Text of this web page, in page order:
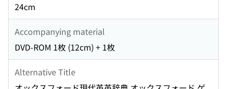
24cm
Accompanying material
DVD-ROM 1枚 (12cm) + 1枚
Alternative Title